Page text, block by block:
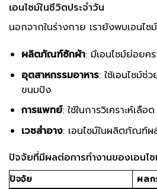
เอนไซม์ในชีวิตประจำวัน
นอกจากในร่างกาย เรายังพบเอนไซ
ผลิตภัณฑ์ซักผ้า: มีเอนไซม์ย่อยค
อุตสาหกรรมอาหาร: ใช้เอนไซม์ช่
ขนมปัง
การแพทย์: ใช้ในการวิเคราะห์เลื
เวชสำอาง: เอนไซม์ในผลิตภัณฑ์ผ
ปัจจัยที่มีผลต่อการทำงานของเอนไ
ปัจจัย
ผลก